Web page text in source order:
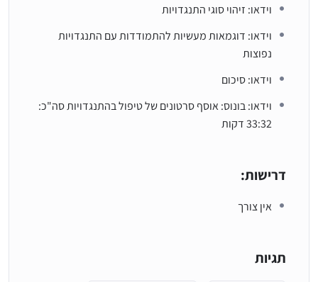
וידאו: זיהוי סוגי התנגדויות
וידאו: דוגמאות מעשיות להתמודדות עם התנגדויות
נפוצות
וידאו: סיכום
וידאו: בונוס: אוסף סרטונים של טיפול בהתנגדויות סה"כ:
33:32 דקות
דרישות:
אין צורך
תגיות